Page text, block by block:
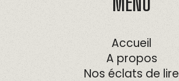
Accueil
A propos
Nos éclats de lire